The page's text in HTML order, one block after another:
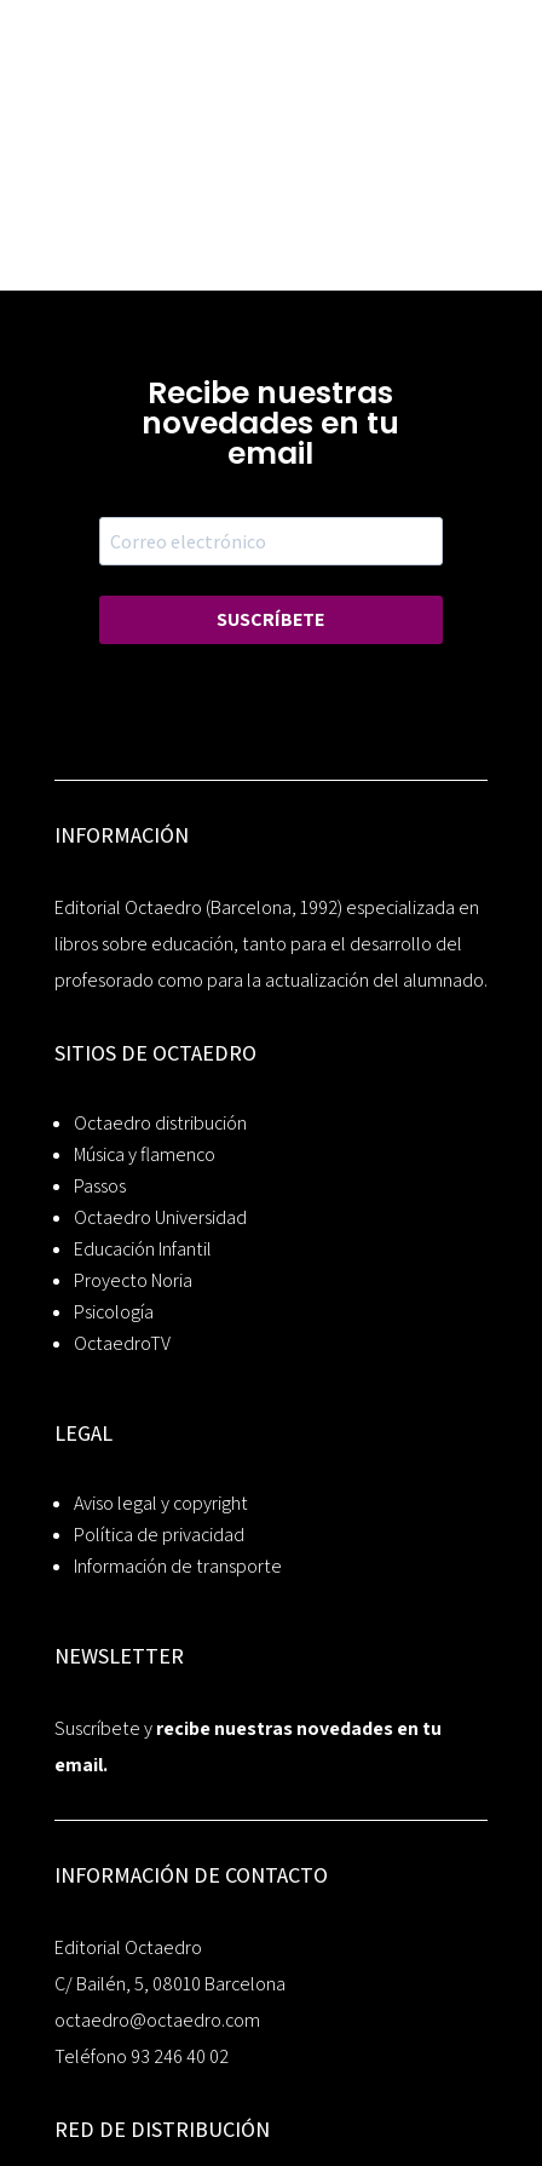
Recibe nuestras
novedades en tu
email
SUSCRÍBETE
INFORMACIÓN
Editorial Octaedro (Barcelona, 1992) especializada en
libros sobre educación, tanto para el desarrollo del
profesorado como para la actualización del alumnado.
SITIOS DE OCTAEDRO
Octaedro distribución
Música y flamenco
Passos
Octaedro Universidad
Educación Infantil
Proyecto Noria
Psicología
OctaedroTV
LEGAL
Aviso legal y copyright
Política de privacidad
Información de transporte
NEWSLETTER
Suscríbete yrecibe nuestras novedades en tu
email.
INFORMACIÓN DE CONTACTO
Editorial Octaedro
C/ Bailén, 5, 08010 Barcelona
octaedro@octaedro.com
Teléfono 93 246 40 02
RED DE DISTRIBUCIÓN